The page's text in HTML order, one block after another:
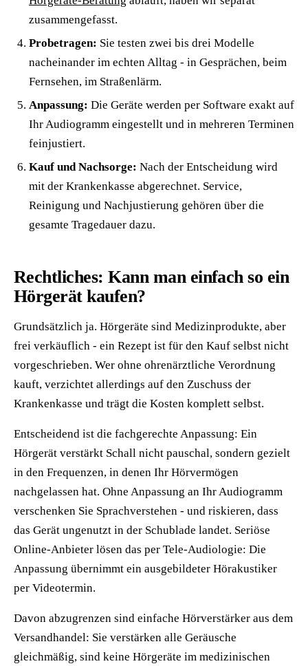
zusammengefasst.
Probetragen: Sie testen zwei bis drei Modelle
nacheinander im echten Alltag - in Gesprächen, beim
Fernsehen, im Straßenlärm.
Anpassung: Die Geräte werden per Software exakt auf
Ihr Audiogramm eingestellt und in mehreren Terminen
feinjustiert.
Kauf und Nachsorge: Nach der Entscheidung wird
mit der Krankenkasse abgerechnet. Service,
Reinigung und Nachjustierung gehören über die
gesamte Tragedauer dazu.
Rechtliches: Kann man einfach so ein
Hörgerät kaufen?
Grundsätzlich ja. Hörgeräte sind Medizinprodukte, aber
frei verkäuflich - ein Rezept ist für den Kauf selbst nicht
vorgeschrieben. Wer ohne ohrenärztliche Verordnung
kauft, verzichtet allerdings auf den Zuschuss der
Krankenkasse und trägt die Kosten komplett selbst.
Entscheidend ist die fachgerechte Anpassung: Ein
Hörgerät verstärkt Schall nicht pauschal, sondern gezielt
in den Frequenzen, in denen Ihr Hörvermögen
nachgelassen hat. Ohne Anpassung an Ihr Audiogramm
verschenken Sie Sprachverstehen - und riskieren, dass
das Gerät ungenutzt in der Schublade landet. Seriöse
Online-Anbieter lösen das per Tele-Audiologie: Die
Anpassung übernimmt ein ausgebildeter Hörakustiker
per Videotermin.
Davon abzugrenzen sind einfache Hörverstärker aus dem
Versandhandel: Sie verstärken alle Geräusche
gleichmäßig, sind keine Hörgeräte im medizinischen